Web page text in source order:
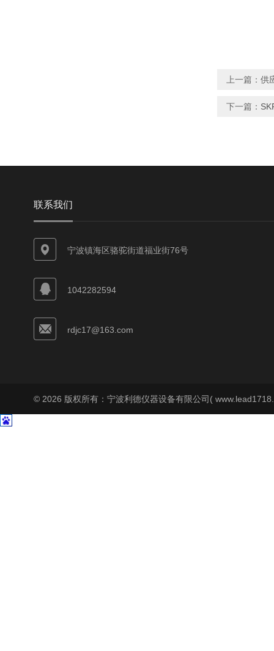
上一篇： 供
下一篇：
联系我们
宁波镇海区骆驼街道福业街76号
1042282594
rdjc17@163.com
© 2026 版权所有：宁波利德仪器设备有限公司(